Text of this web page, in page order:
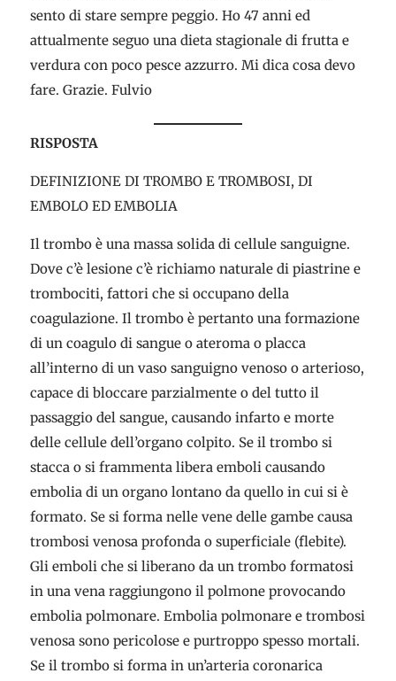
sento di stare sempre peggio. Ho 47 anni ed
attualmente seguo una dieta stagionale di frutta e
verdura con poco pesce azzurro. Mi dica cosa devo
fare. Grazie. Fulvio
RISPOSTA
DEFINIZIONE DI TROMBO E TROMBOSI, DI
EMBOLO ED EMBOLIA
Il trombo è una massa solida di cellule sanguigne.
Dove c’è lesione c’è richiamo naturale di piastrine e
trombociti, fattori che si occupano della
coagulazione. Il trombo è pertanto una formazione
di un coagulo di sangue o ateroma o placca
all’interno di un vaso sanguigno venoso o arterioso,
capace di bloccare parzialmente o del tutto il
passaggio del sangue, causando infarto e morte
delle cellule dell’organo colpito. Se il trombo si
stacca o si frammenta libera emboli causando
embolia di un organo lontano da quello in cui si è
formato. Se si forma nelle vene delle gambe causa
trombosi venosa profonda o superficiale (flebite).
Gli emboli che si liberano da un trombo formatosi
in una vena raggiungono il polmone provocando
embolia polmonare. Embolia polmonare e trombosi
venosa sono pericolose e purtroppo spesso mortali.
Se il trombo si forma in un’arteria coronarica